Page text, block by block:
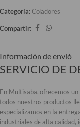
Categoría:Coladores
Compartir:
Información de envió
SERVICIO DE
En Multisaba, ofrecemos
todos nuestros productos
especializamos en la
industriales de alta calidad,